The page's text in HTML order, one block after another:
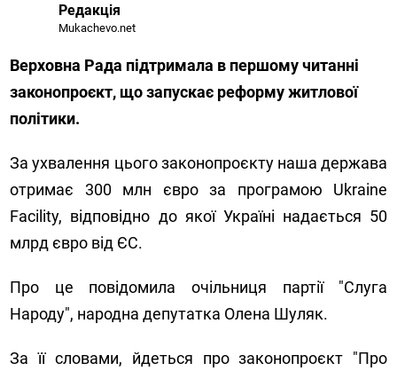
Редакція
Mukachevo.net
Верховна Рада підтримала в першому читанні
законопроєкт, що запускає реформу житлової
політики.
За ухвалення цього законопроєкту наша держава
отримає 300 млн євро за програмою Ukraine
Facility, відповідно до якої Україні надається 50
млрд євро від ЄС.
Про це повідомила очільниця партії "Слуга
Народу", народна депутатка Олена Шуляк.
За її словами, йдеться про законопроєкт "Про